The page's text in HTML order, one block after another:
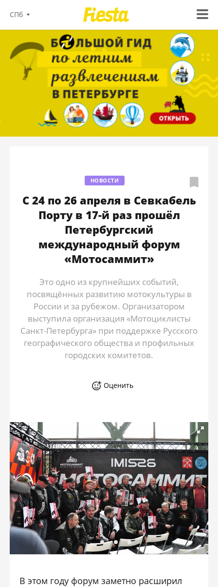
СПб
НОВОСТИ
С 24 по 26 апреля в Севкабель
Порту в 17-й раз прошёл
Петербургский
международный форум
«Мотосаммит»
Это одно из крупнейших событий,
посвящённых развитию мотокультуры в
России и за рубежом. Организатором
выступила организация «Мотоциклисты
Санкт-Петербурга» при поддержке Русского
географического общества и профильных
городских комитетов.
Оценить
В этом году форум заметно расширил